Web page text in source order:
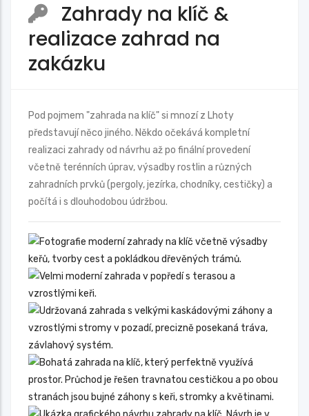
Zahrady na klíč &
realizace zahrad na
zakázku
Pod pojmem "zahrada na klíč" si mnozí z Lhoty
představují něco jiného. Někdo očekává kompletní
realizaci zahrady od návrhu až po finální provedení
včetně terénních úprav, výsadby rostlin a různých
zahradních prvků (pergoly, jezírka, chodníky, cestičky) a
počítá i s dlouhodobou údržbou.